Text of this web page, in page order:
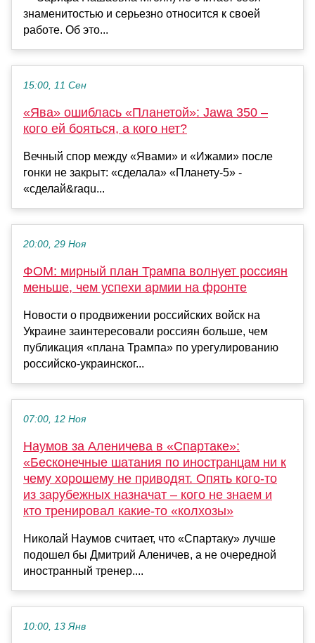
знаменитостью и серьезно относится к своей
работе. Об это...
15:00, 11 Сен
«Ява» ошиблась «Планетой»: Jawa 350 –
кого ей бояться, а кого нет?
Вечный спор между «Явами» и «Ижами» после
гонки не закрыт: «сделала» «Планету-5» -
«сделай&raqu...
20:00, 29 Ноя
ФОМ: мирный план Трампа волнует россиян
меньше, чем успехи армии на фронте
Новости о продвижении российских войск на
Украине заинтересовали россиян больше, чем
публикация «плана Трампа» по урегулированию
российско-украинског...
07:00, 12 Ноя
Наумов за Аленичева в «Спартаке»:
«Бесконечные шатания по иностранцам ни к
чему хорошему не приводят. Опять кого‑то
из зарубежных назначат – кого не знаем и
кто тренировал какие‑то «колхозы»
Николай Наумов считает, что «Спартаку» лучше
подошел бы Дмитрий Аленичев, а не очередной
иностранный тренер....
10:00, 13 Янв